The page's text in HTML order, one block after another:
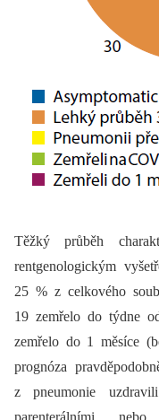
Těžký průběh
rentgenologickým
25 % z celkového
19 zemřelo do týdne
zemřelo do 1 měsíce
prognóza
z pneumonie
parenterálními